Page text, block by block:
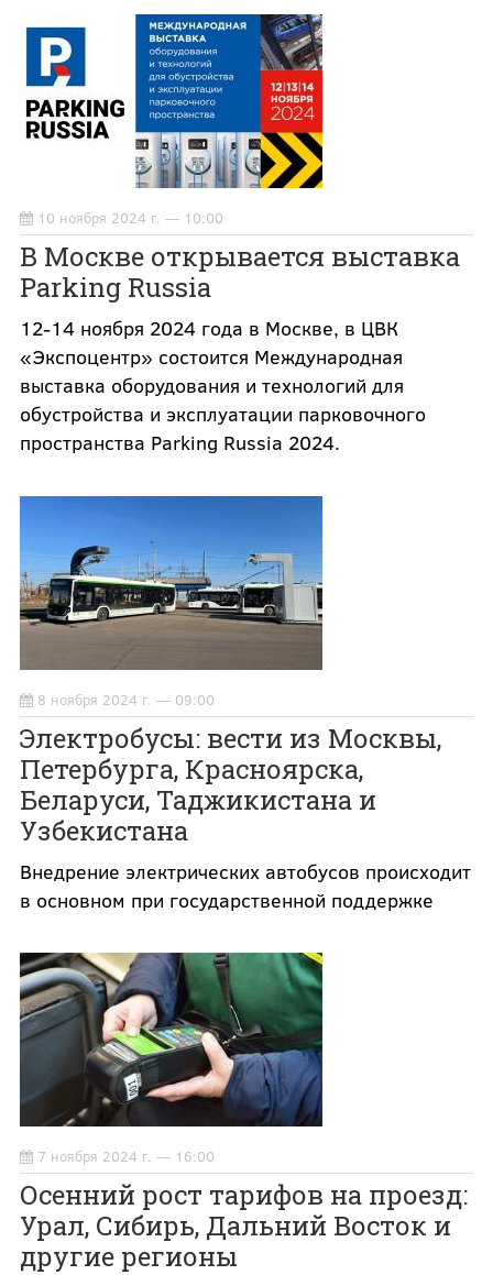
10 ноября 2024 г. — 10:00
В Москве открывается выставка
Parking Russia
12-14 ноября 2024 года в Москве, в ЦВК
«Экспоцентр» состоится Международная
выставка оборудования и технологий для
обустройства и эксплуатации парковочного
пространства Parking Russia 2024.
8 ноября 2024 г. — 09:00
Электробусы: вести из Москвы,
Петербурга, Красноярска,
Беларуси, Таджикистана и
Узбекистана
Внедрение электрических автобусов происходит
в основном при государственной поддержке
7 ноября 2024 г. — 16:00
Осенний рост тарифов на проезд:
Урал, Сибирь, Дальний Восток и
другие регионы